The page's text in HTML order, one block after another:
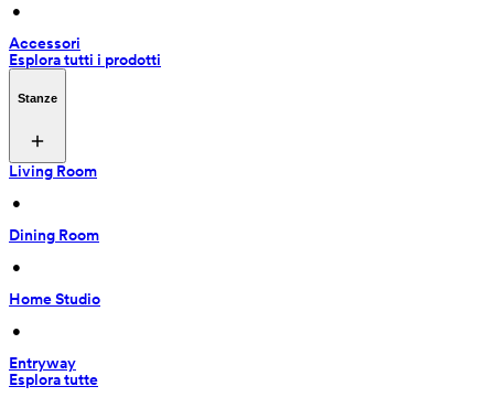
•
Accessori
Esplora tutti i prodotti
Stanze
Living Room
•
Dining Room
•
Home Studio
•
Entryway
Esplora tutte